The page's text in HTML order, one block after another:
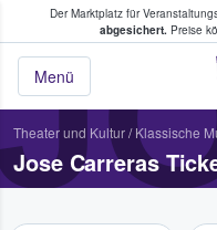
Der Marktplatz für
abgesichert.Preise
Menü
Tickets
Theater und Kultur/ Klassische
Jose Carreras